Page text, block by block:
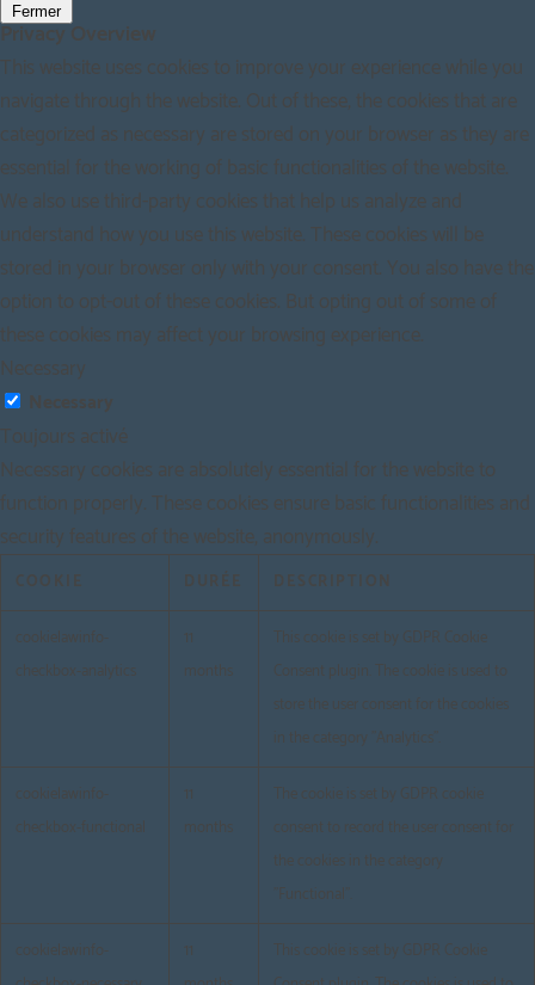
Fermer
Privacy Overview
This website uses cookies to improve your experience while you
navigate through the website. Out of these, the cookies that are
categorized as necessary are stored on your browser as they are
essential for the working of basic functionalities of the website.
We also use third-party cookies that help us analyze and
understand how you use this website. These cookies will be
stored in your browser only with your consent. You also have the
option to opt-out of these cookies. But opting out of some of
these cookies may affect your browsing experience.
Necessary
Necessary
Toujours activé
Necessary cookies are absolutely essential for the website to
function properly. These cookies ensure basic functionalities and
security features of the website, anonymously.
COOKIE DURÉE DESCRIPTION
cookielawinfo-
checkbox-analytics
11
months
This cookie is set by GDPR Cookie
Consent plugin. The cookie is used to
store the user consent for the cookies
in the category "Analytics".
cookielawinfo-
checkbox-functional
11
months
The cookie is set by GDPR cookie
consent to record the user consent for
the cookies in the category
"Functional".
cookielawinfo-
11
This cookie is set by GDPR Cookie